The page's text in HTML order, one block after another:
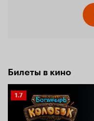
Билеты в кино
Рейтинг
Кинопоиска
1.7